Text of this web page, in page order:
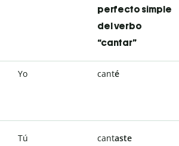
perfecto simple
del verbo
“cantar”
Yo canté
Tú cantaste